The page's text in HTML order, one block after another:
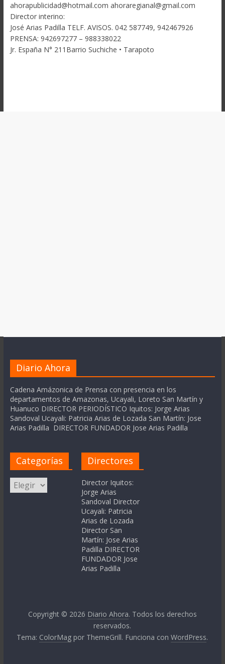
ahorapublicidad@hotmail.com ahoraregianal@gmail.com
Director interino:
José Arias Padilla TELF. AVISOS. 042 587749, 942467926
PRENSA: 942697277 – 988338022
Jr. España N° 211Barrio Suchiche • Tarapoto
Diario Ahora
Cadena Amázonica de Prensa con presencia en los
departamentos de Amazonas, Ucayali, Loreto San Martín y
Huanuco DIRECTOR PERIODÍSTICO Iquitos: Jorge Arias
Sandoval Ucayali: Patricia Arias de Lozada San Martín: Jose
Arias Padilla DIRECTOR FUNDADOR Jose Arias Padilla
Categorías
Categorías
Directores
Director Iquitos:
Jorge Arias
Sandoval Director
Ucayali: Patricia
Arias de Lozada
Director San
Martín: Jose Arias
Padilla DIRECTOR
FUNDADOR Jose
Arias Padilla
Copyright © 2026 Diario Ahora. Todos los derechos
reservados.
Tema: ColorMag por ThemeGrill. Funciona conWordPress.